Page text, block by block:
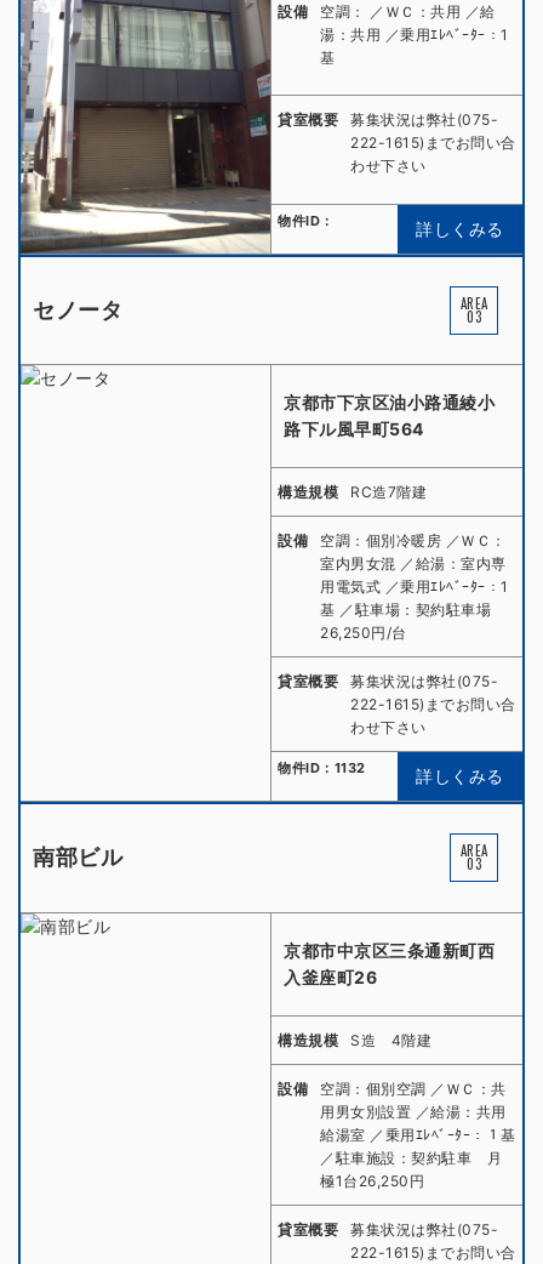
設備
空調： ／ＷＣ：共用 ／給
湯：共用 ／乗用ｴﾚﾍﾞｰﾀｰ：1
基
貸室概要
募集状況は弊社(075-
222-1615)までお問い合
わせ下さい
物件ID： 詳しくみる
セノータ AREA
03
京都市下京区油小路通綾小
路下ル風早町564
構造規模 RC造7階建
設備
空調：個別冷暖房 ／ＷＣ：
室内男女混 ／給湯：室内専
用電気式 ／乗用ｴﾚﾍﾞｰﾀｰ：1
基 ／駐車場：契約駐車場
26,250円/台
貸室概要
募集状況は弊社(075-
222-1615)までお問い合
わせ下さい
物件ID：1132 詳しくみる
南部ビル AREA
03
京都市中京区三条通新町西
入釜座町26
構造規模 S造 4階建
設備
空調：個別空調 ／ＷＣ：共
用男女別設置 ／給湯：共用
給湯室 ／乗用ｴﾚﾍﾞｰﾀｰ：１基
／駐車施設：契約駐車 月
極1台26,250円
貸室概要
募集状況は弊社(075-
222-1615)までお問い合